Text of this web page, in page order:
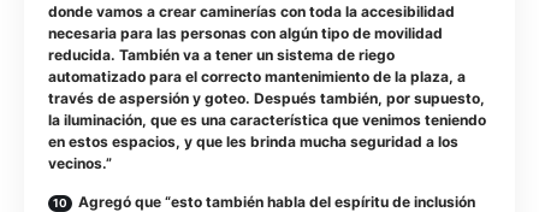
donde vamos a crear caminerías con toda la accesibilidad
necesaria para las personas con algún tipo de movilidad
reducida. También va a tener un sistema de riego
automatizado para el correcto mantenimiento de la plaza, a
través de aspersión y goteo. Después también, por supuesto,
la iluminación, que es una característica que venimos teniendo
en estos espacios, y que les brinda mucha seguridad a los
vecinos.”
Agregó que “esto también habla del espíritu de inclusión